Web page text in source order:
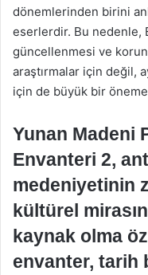
dönemlerinden birini
eserlerdir. Bu nedenle,
güncellenmesi ve
araştırmalar için değil,
için de büyük bir
Yunan Madeni
Envanteri 2,
medeniyetinin
kültürel
kaynak olma
envanter, tarih